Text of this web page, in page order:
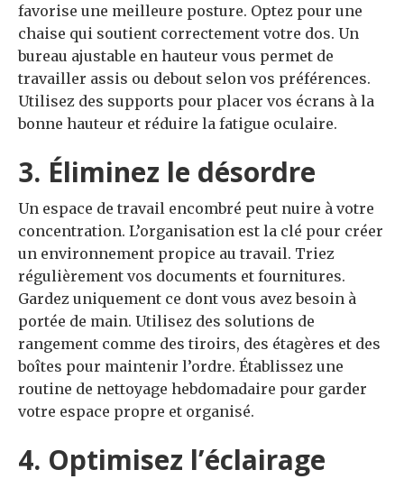
favorise une meilleure posture. Optez pour une
chaise qui soutient correctement votre dos. Un
bureau ajustable en hauteur vous permet de
travailler assis ou debout selon vos préférences.
Utilisez des supports pour placer vos écrans à la
bonne hauteur et réduire la fatigue oculaire.
3. Éliminez le désordre
Un espace de travail encombré peut nuire à votre
concentration. L’organisation est la clé pour créer
un environnement propice au travail. Triez
régulièrement vos documents et fournitures.
Gardez uniquement ce dont vous avez besoin à
portée de main. Utilisez des solutions de
rangement comme des tiroirs, des étagères et des
boîtes pour maintenir l’ordre. Établissez une
routine de nettoyage hebdomadaire pour garder
votre espace propre et organisé.
4. Optimisez l’éclairage